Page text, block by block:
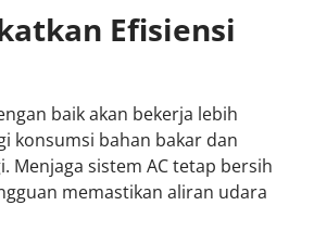
Efisiensi
baik akan bekerja lebih
konsumsi bahan bakar dan
Menjaga sistem AC tetap bersih
memastikan aliran udara